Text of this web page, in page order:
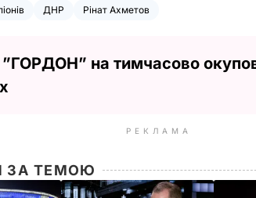
ДНР Рінат Ахметов
”ГОРДОН” на тимчасово
РЕКЛАМА
ЗА ТЕМОЮ